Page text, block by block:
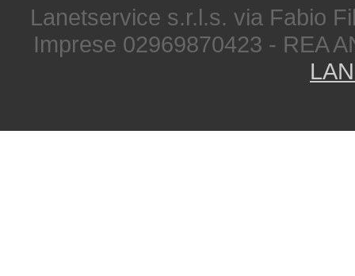
Lanetservice s.r.l.s. via Fabio
Imprese 02969870423 - REA